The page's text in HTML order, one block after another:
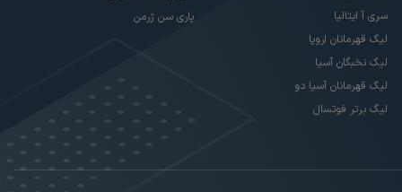
سری آ ایتالیا
لیگ قهرمانان اروپا
لیگ نخبگان آسیا
لیگ قهرمانان آسیا دو
لیگ برتر فوتسال
پاری سن ژرمن